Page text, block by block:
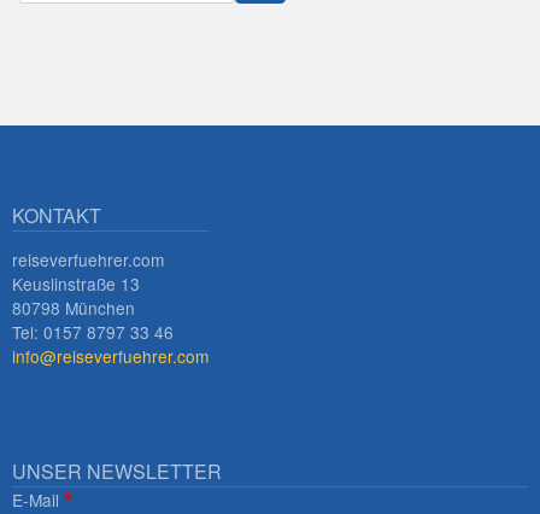
KONTAKT
reiseverfuehrer.com
Keuslinstraße 13
80798 München
Tel: 0157 8797 33 46
info@reiseverfuehrer.com
UNSER NEWSLETTER
E-Mail